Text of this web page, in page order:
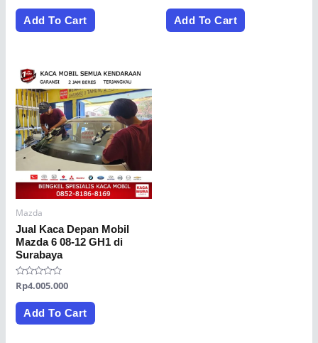
out
Add To Cart
out
Add To Cart
Mazda
Jual Kaca Depan Mobil
Mazda 6 08-12 GH1 di
Surabaya
Rated
0
out
Rp4.005.000
Add To Cart